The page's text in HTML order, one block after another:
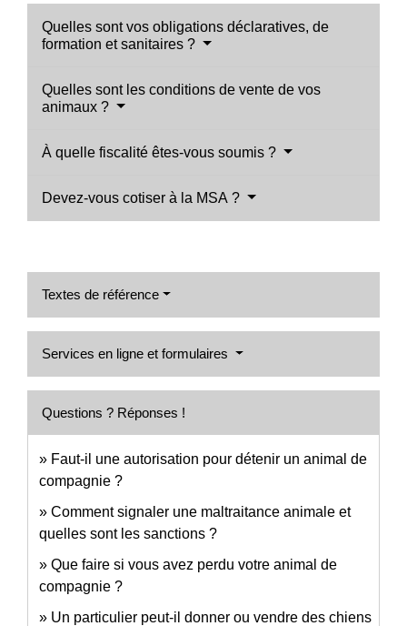
Quelles sont vos obligations déclaratives, de
formation et sanitaires ?
Quelles sont les conditions de vente de vos
animaux ?
À quelle fiscalité êtes-vous soumis ?
Devez-vous cotiser à la MSA ?
Textes de référence
Services en ligne et formulaires
Questions ? Réponses !
Faut-il une autorisation pour détenir un animal de
compagnie ?
Comment signaler une maltraitance animale et
quelles sont les sanctions ?
Que faire si vous avez perdu votre animal de
compagnie ?
Un particulier peut-il donner ou vendre des chiens